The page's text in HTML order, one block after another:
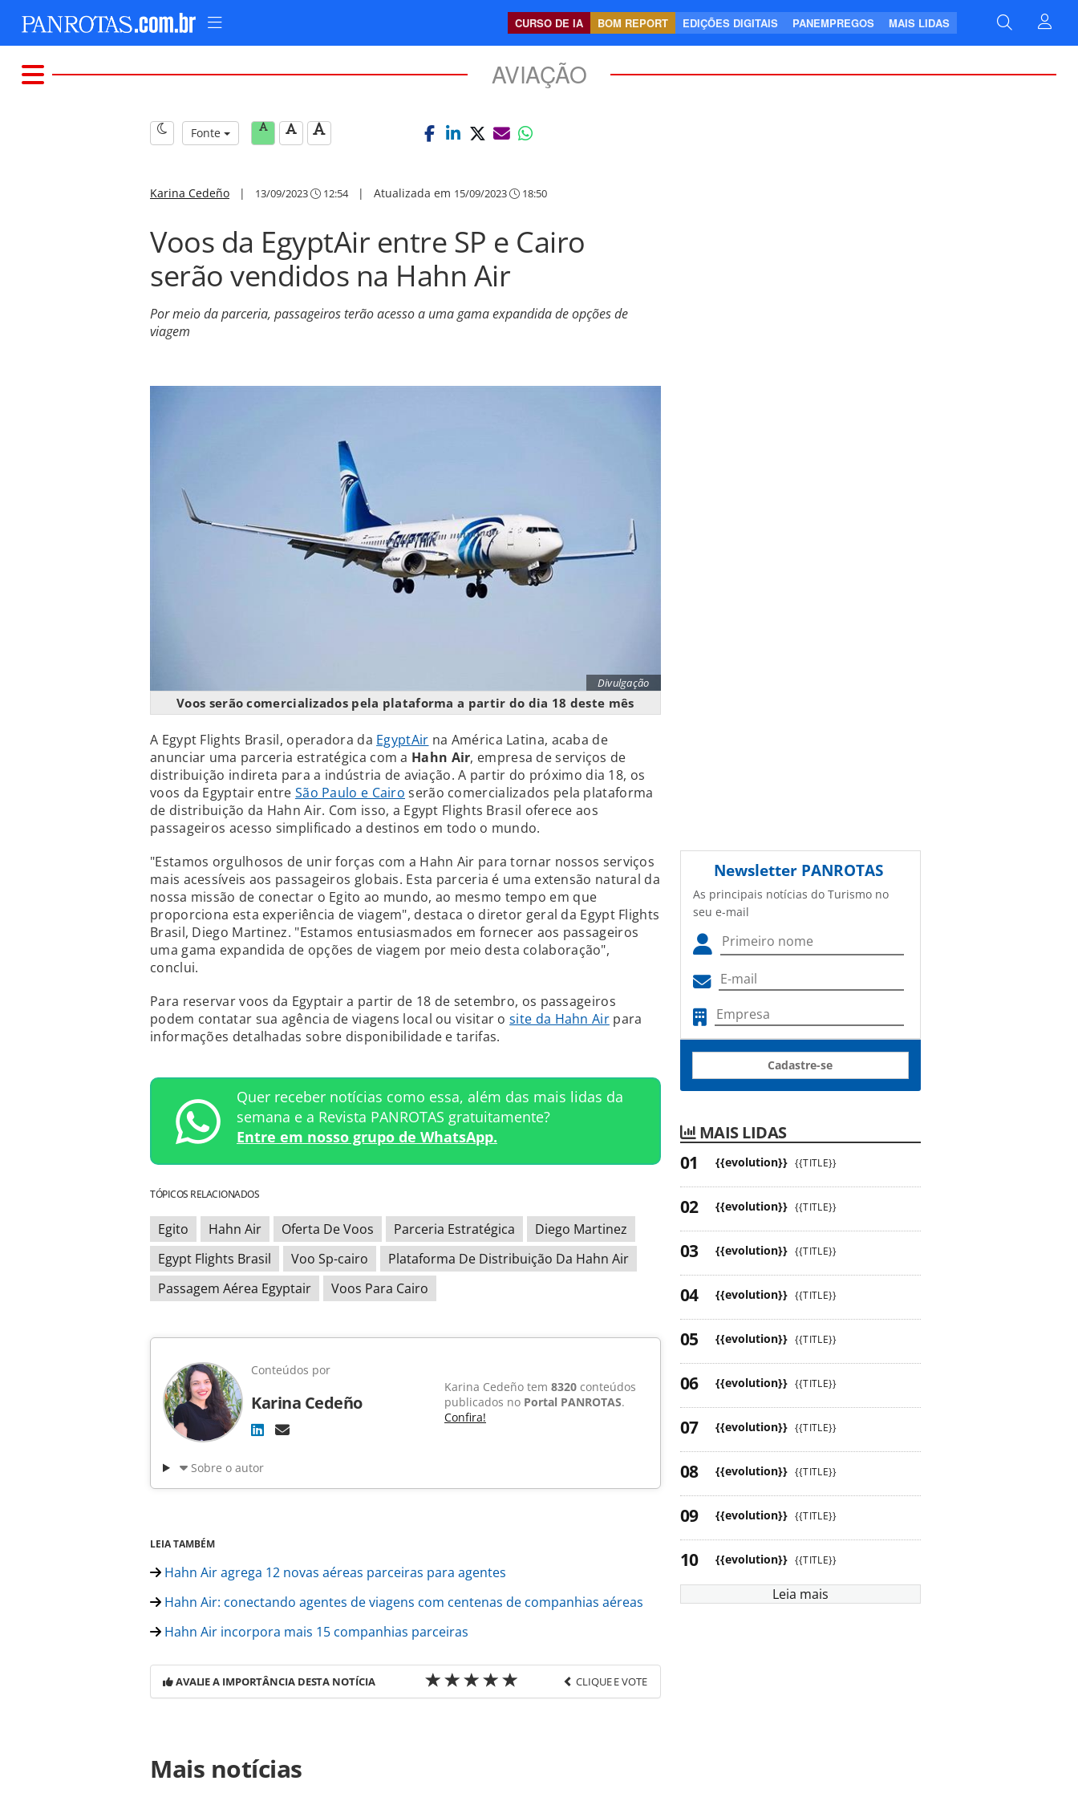
CURSO DE IA BOM REPORT EDIÇÕES DIGITAIS PANEMPREGOS MAIS LIDAS
AVIAÇÃO
Fonte
Karina Cedeño | 13/09/2023 12:54 | Atualizada em 15/09/2023 18:50
Voos da EgyptAir entre SP e Cairo
serão vendidos na Hahn Air
Por meio da parceria, passageiros terão acesso a uma gama expandida de opções de
viagem
Divulgação
Voos serão comercializados pela plataforma a partir do dia 18 deste mês
A Egypt Flights Brasil, operadora da EgyptAir na América Latina, acaba de
anunciar uma parceria estratégica com a Hahn Air, empresa de serviços de
distribuição indireta para a indústria de aviação. A partir do próximo dia 18, os
voos da Egyptair entre São Paulo e Cairo serão comercializados pela plataforma
de distribuição da Hahn Air. Com isso, a Egypt Flights Brasil oferece aos
passageiros acesso simplificado a destinos em todo o mundo.
"Estamos orgulhosos de unir forças com a Hahn Air para tornar nossos serviços
mais acessíveis aos passageiros globais. Esta parceria é uma extensão natural da
nossa missão de conectar o Egito ao mundo, ao mesmo tempo em que
proporciona esta experiência de viagem", destaca o diretor geral da Egypt Flights
Brasil, Diego Martinez. "Estamos entusiasmados em fornecer aos passageiros
uma gama expandida de opções de viagem por meio desta colaboração",
conclui.
Para reservar voos da Egyptair a partir de 18 de setembro, os passageiros
podem contatar sua agência de viagens local ou visitar osite da Hahn Airpara
informações detalhadas sobre disponibilidade e tarifas.
Quer receber notícias como essa, além das mais lidas da
semana e a Revista PANROTAS gratuitamente?
Entre em nosso grupo de WhatsApp.
TÓPICOS RELACIONADOS
Egito Hahn Air Oferta De Voos Parceria Estratégica
Diego Martinez
Egypt Flights Brasil
Voo Sp-cairo
Plataforma De Distribuição Da Hahn Air
Passagem Aérea Egyptair
Voos Para Cairo
Conteúdos por
Karina Cedeño
Karina Cedeño tem 8320 conteúdos
publicados no Portal PANROTAS.
Confira!
Sobre o autor
LEIA TAMBÉM
Hahn Air agrega 12 novas aéreas parceiras para agentes
Hahn Air: conectando agentes de viagens com centenas de companhias aéreas
Hahn Air incorpora mais 15 companhias parceiras
AVALIE A IMPORTÂNCIA DESTA NOTÍCIA CLIQUE E VOTE
https://www.panrotas.com.br/aviacao/distribuicao/2023/09/voos-da-egyptair-entre-sp-
e-cairo-serao-vendidos-na-hahn-air_199626.html ou as ferramentas oferecidas na
Mais notícias
Newsletter PANROTAS
As principais notícias do Turismo no
seu e-mail
Cadastre-se
MAIS LIDAS
{{evolution}} {{TITLE}}
{{evolution}} {{TITLE}}
{{evolution}} {{TITLE}}
{{evolution}} {{TITLE}}
{{evolution}} {{TITLE}}
{{evolution}} {{TITLE}}
{{evolution}} {{TITLE}}
{{evolution}} {{TITLE}}
{{evolution}} {{TITLE}}
{{evolution}} {{TITLE}}
Leia mais